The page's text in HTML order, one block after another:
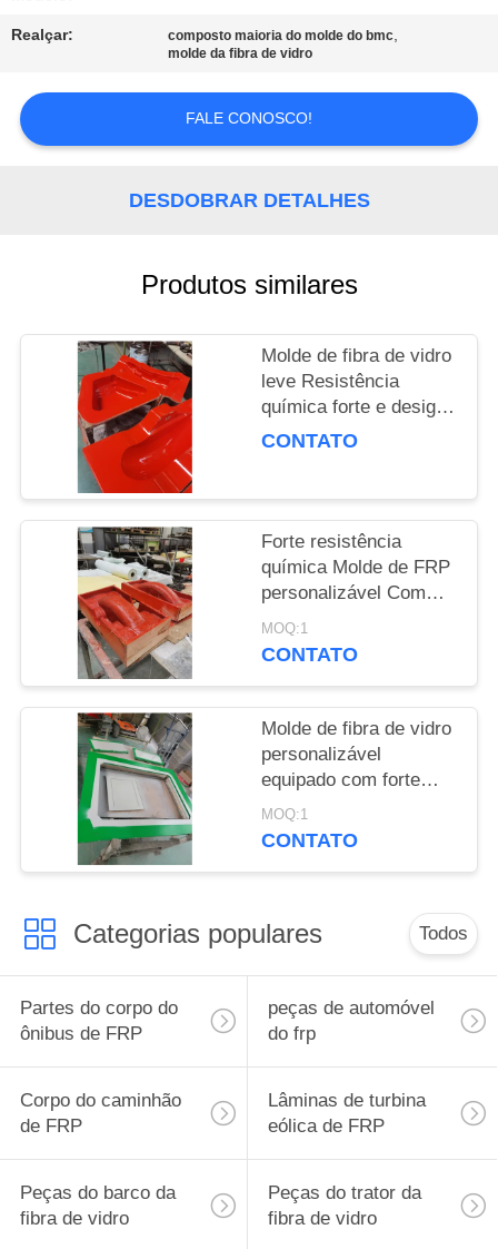
NOTÍCIA
DO
SITE
Realçar: composto maioria do molde do bmc,
molde da fibra de vidro
FALE CONOSCO!
DESDOBRAR DETALHES
Produtos similares
Molde de fibra de vidro
leve Resistência
química forte e design
leve
CONTATO
Forte resistência
química Molde de FRP
personalizável Com
excelente resistência
climática Adequado
MOQ:1
CONTATO
Molde de fibra de vidro
personalizável
equipado com forte
resistência ao impacto,
proporcionando
MOQ:1
CONTATO
Categorias populares Todos
Partes do corpo do
ônibus de FRP
peças de automóvel
do frp
Corpo do caminhão
de FRP
Lâminas de turbina
eólica de FRP
Peças do barco da
fibra de vidro
Peças do trator da
fibra de vidro